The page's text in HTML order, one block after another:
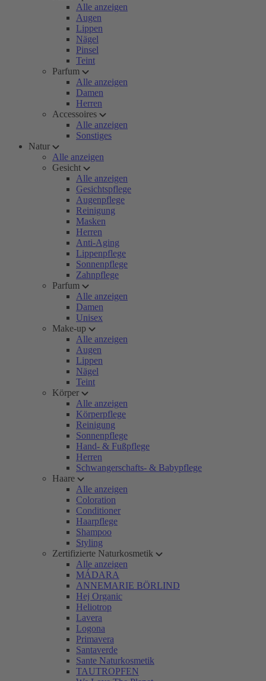
Alle anzeigen
Augen
Lippen
Nägel
Pinsel
Teint
Parfum
Alle anzeigen
Damen
Herren
Accessoires
Alle anzeigen
Sonstiges
Natur
Alle anzeigen
Gesicht
Alle anzeigen
Gesichtspflege
Augenpflege
Reinigung
Masken
Herren
Anti-Aging
Lippenpflege
Sonnenpflege
Zahnpflege
Parfum
Alle anzeigen
Damen
Unisex
Make-up
Alle anzeigen
Augen
Lippen
Nägel
Teint
Körper
Alle anzeigen
Körperpflege
Reinigung
Sonnenpflege
Hand- & Fußpflege
Herren
Schwangerschafts- & Babypflege
Haare
Alle anzeigen
Coloration
Conditioner
Haarpflege
Shampoo
Styling
Zertifizierte Naturkosmetik
Alle anzeigen
MÁDARA
ANNEMARIE BÖRLIND
Hej Organic
Heliotrop
Lavera
Logona
Primavera
Santaverde
Sante Naturkosmetik
TAUTROPFEN